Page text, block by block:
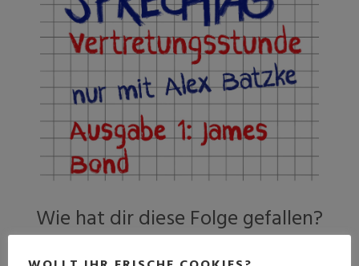
Wie hat dir diese Folge gefallen?